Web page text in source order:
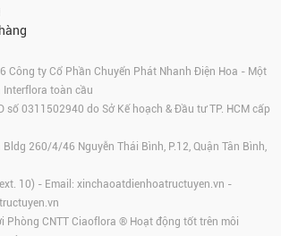
Công ty Cổ Phần Chuyển Phát Nhanh Điện Hoa - Một
toàn cầu
số 0311502940 do Sở Kế hoạch & Đầu tư TP. HCM cấp
260/4/46 Nguyễn Thái Bình, P.12, Quận Tân Bình,
10) - Email: xinchaoatdienhoatructuyen.vn -
Phòng CNTT Ciaoflora ® Hoạt động tốt trên môi